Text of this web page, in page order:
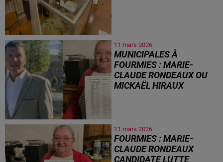
11 mars 2026
MUNICIPALES À
FOURMIES : MARIE-
CLAUDE RONDEAUX OU
MICKAËL HIRAUX
11 mars 2026
FOURMIES : MARIE-
CLAUDE RONDEAUX
CANDIDATE LUTTE